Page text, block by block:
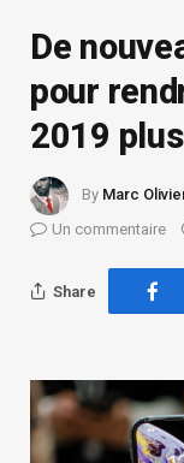
De
pour
2019
By Marc
Un commentaire
Share